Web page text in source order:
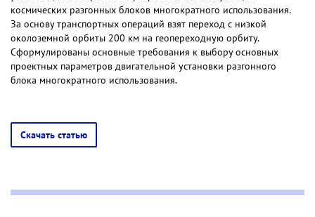
космических разгонных блоков многократного использования.
За основу транспортных операций взят переход с низкой
околоземной орбиты 200 км на геопереходную орбиту.
Сформулированы основные требования к выбору основных
проектных параметров двигательной установки разгонного
блока многократного использования.
Скачать статью